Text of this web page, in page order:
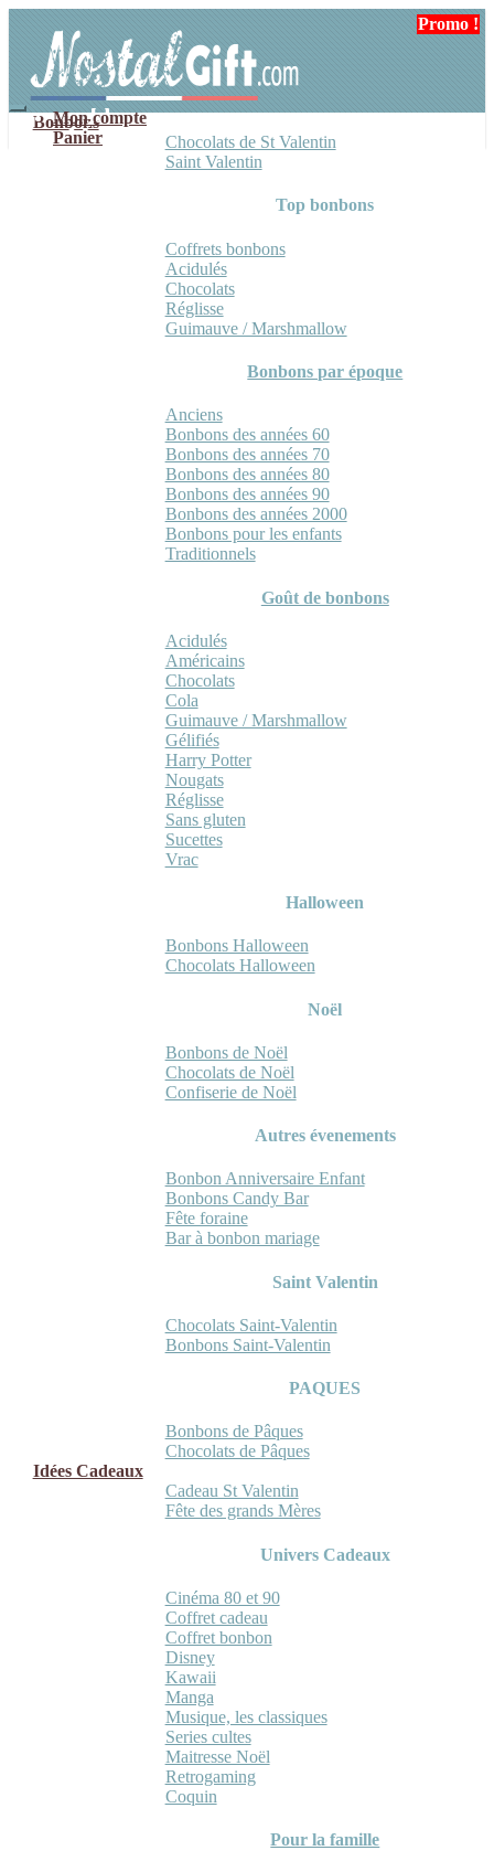
navigation
contenu
Mon compte
Panier
Bonbons
Chocolats de St Valentin
Saint Valentin
Top bonbons
Coffrets bonbons
Acidulés
Chocolats
Réglisse
Guimauve / Marshmallow
Bonbons par époque
Anciens
Bonbons des années 60
Bonbons des années 70
Bonbons des années 80
Bonbons des années 90
Bonbons des années 2000
Bonbons pour les enfants
Traditionnels
Goût de bonbons
Acidulés
Américains
Chocolats
Cola
Guimauve / Marshmallow
Gélifiés
Harry Potter
Nougats
Réglisse
Sans gluten
Sucettes
Vrac
Halloween
Bonbons Halloween
Chocolats Halloween
Noël
Bonbons de Noël
Chocolats de Noël
Confiserie de Noël
Autres évenements
Bonbon Anniversaire Enfant
Bonbons Candy Bar
Fête foraine
Bar à bonbon mariage
Saint Valentin
Chocolats Saint-Valentin
Bonbons Saint-Valentin
PAQUES
Bonbons de Pâques
Chocolats de Pâques
Idées Cadeaux
Cadeau St Valentin
Fête des grands Mères
Univers Cadeaux
Cinéma 80 et 90
Coffret cadeau
Coffret bonbon
Disney
Kawaii
Manga
Musique, les classiques
Series cultes
Maitresse Noël
Retrogaming
Coquin
Pour la famille
Promo !
Promo !
Promo !
Promo !